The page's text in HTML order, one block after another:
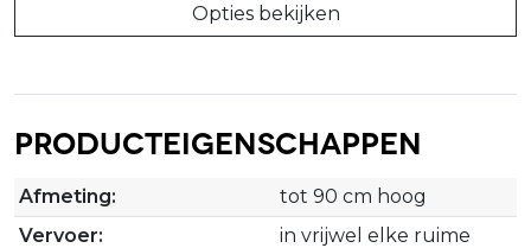
Opties bekijken
Producteigenschappen
Afmeting:
tot 90 cm hoog
Vervoer:
in vrijwel elke ruime